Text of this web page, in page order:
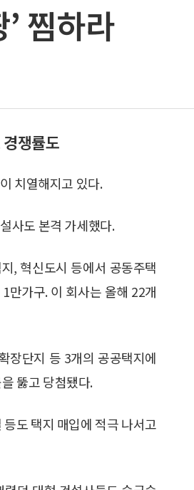
찜하라
쟁률도
치열해지고 있다.
사도 본격 가세했다.
, 혁신도시 등에서 공동주택
만가구. 이 회사는 올해 22개
장단지 등 3개의 공공택지에
뚫고 당첨됐다.
도 택지 매입에 적극 나서고